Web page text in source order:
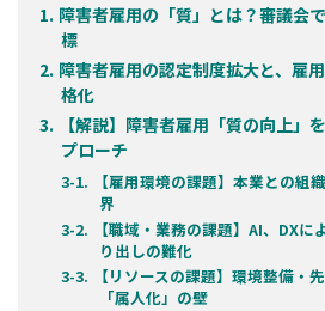
障害者雇用の「質」とは？審議会
標
障害者雇用の認定制度拡大と、雇
格化
【解説】障害者雇用「質の向上」
プローチ
【雇用環境の課題】本業との組
界
【職域・業務の課題】AI、DX
り出しの難化
【リソースの課題】環境整備・
「属人化」の壁